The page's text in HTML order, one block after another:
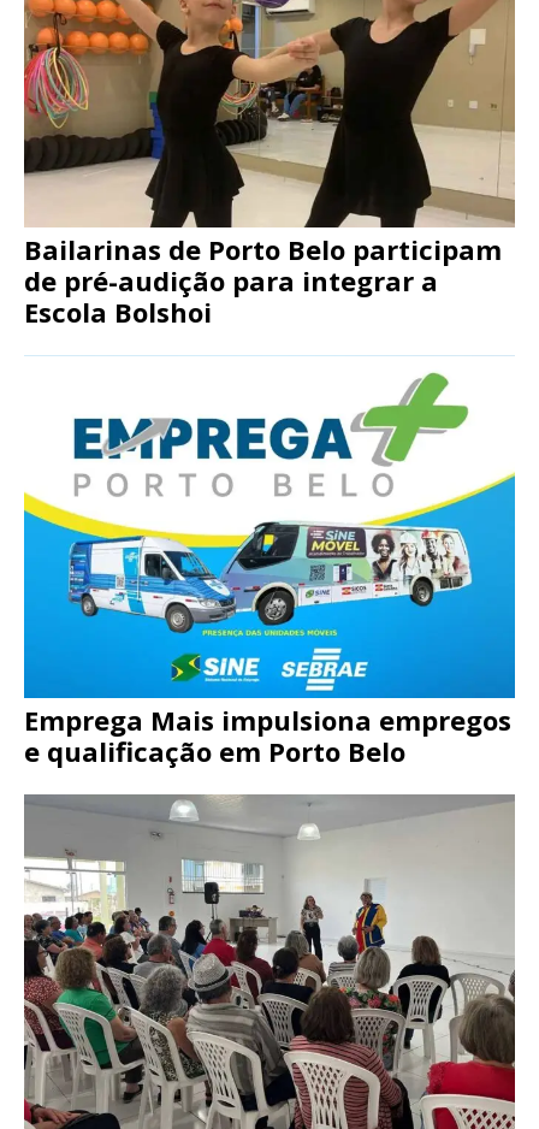
Bailarinas de Porto Belo participam
de pré-audição para integrar a
Escola Bolshoi
Emprega Mais impulsiona empregos
e qualificação em Porto Belo